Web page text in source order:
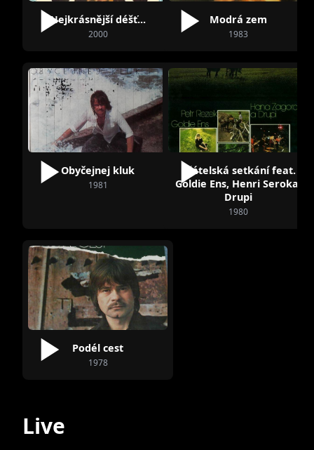
Nejkrásnější déšť...
2000
Modrá zem
1983
Obyčejnej kluk
1981
Přátelská setkání feat.
Goldie Ens, Henri Seroka,
Drupi
1980
Podél cest
1978
Live